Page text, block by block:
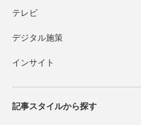
テレビ
デジタル施策
インサイト
記事スタイルから探す